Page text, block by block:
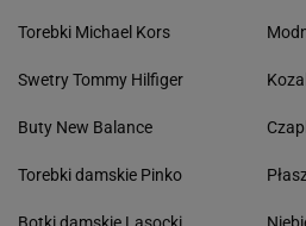
Torebki Michael Kors
Swetry Tommy Hilfiger
Buty New Balance
Torebki damskie Pinko